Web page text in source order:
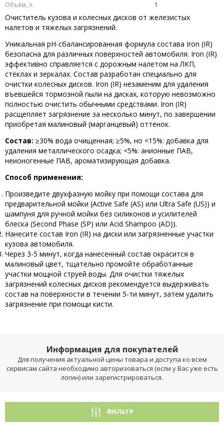
Объём, л.
1
Очиститель кузова и колесных дисков от железистых
налетов и тяжелых загрязнений.
Уникальная pH-сбалансированная формула состава Iron (IR)
безопасна для различных поверхностей автомобиля. Iron (IR)
эффективно справляется с дорожным налетом на ЛКП,
стёклах и зеркалах. Состав разработан специально для
очистки колесных дисков. Iron (IR) незаменим для удаления
въевшейся тормозной пыли на дисках, которую невозможно
полностью очистить обычными средствами. Iron (IR)
расщепляет загрязнение за несколько минут, по завершении
приобретая малиновый (марганцевый) оттенок.
Состав: ≥30% вода очищенная; ≥5%, но <15%: добавка для
удаления металлического осадка; <5%: анионные ПАВ,
неионогенные ПАВ, ароматизирующая добавка.
Способ применения:
Произведите двухфазную мойку при помощи состава для
предварительной мойки (Active Safe (AS) или Ultra Safe (US)) и
шампуня для ручной мойки без силиконов и усилителей
блеска (Second Phase (SP) или Acid Shampoo (AD)).
Нанесите состав Iron (IR) на диски или загрязненные участки
кузова автомобиля.
Через 3-5 минут, когда нанесенный состав окрасится в
малиновый цвет, тщательно промойте обработанные
участки мощной струей воды. Для очистки тяжелых
загрязнений колесных дисков рекомендуется выдерживать
состав на поверхности в течении 5-ти минут, затем удалить
загрязнение при помощи кисти.
Информация для покупателей
Для получения актуальной цены товара и доступа ко всем
сервисам сайта необходимо авторизоваться (если у Вас уже есть
логин) или зарегистрироваться.
ФИЛЬТР